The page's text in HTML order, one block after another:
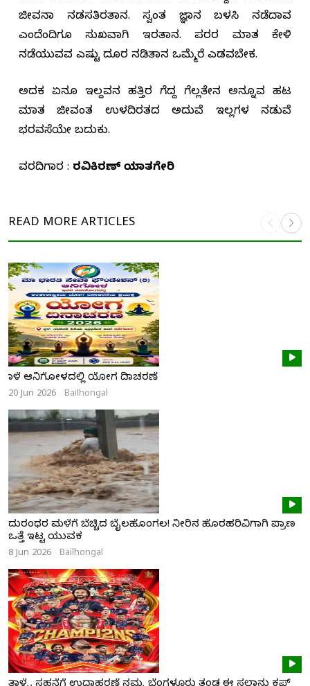
ಜೀವನಾ ನಡಸತಿರತಾನ. ಸ್ವಂತ ಜ್ಞಾನ ಬಳಸಿ ನಡೆದಾವ
ಎಂದೆಂದಿಗೂ ಸುಖವಾಗಿ ಇರತಾನ. ಪರರ ಮಾತ ಕೇಳಿ
ನಡೆಯುವವ ಎಷ್ಟು ದೂರ ನಡಿತಾನ ಒಮ್ಮೆರೆ ಎಡವಬೇಕ.
ಅದಕ ಏನೂ ಇಲ್ದವನ ಹತ್ತಿರ ಗೆದ್ದ ಗೆಲ್ಲತೇನ ಅನ್ನೂವ ಹಟ
ಮಾತ್ರ ಜೀವಂತ ಉಳದಿರತದ ಅದುವೆ ಇಲ್ಲಗಳ ನಡುವೆ
ಭರವಸೆಯೇ ಬದುಕು.
ವರದಿಗಾರ : ರವಿಕಿರಣ್ ಯಾತಗೇರಿ
READ MORE ARTICLES
ನಾಳೆ ಆನಿಗೋಳದಲ್ಲಿ ಯೋಗ ದಿನಾಚರಣೆ
20 Jun 2026 Bailhongal
ದುರಂಧರ ಮಳೆಗೆ ಬೆಚ್ಚಿದ ಬೈಲಹೊಂಗಲ! ನೀರಿನ ಹೊರಹರಿವಿಗಾಗಿ ಪ್ರಾಣ
ಒತ್ತೆ ಇಟ್ಟ ಯುವಕ
8 Jun 2026 Bailhongal